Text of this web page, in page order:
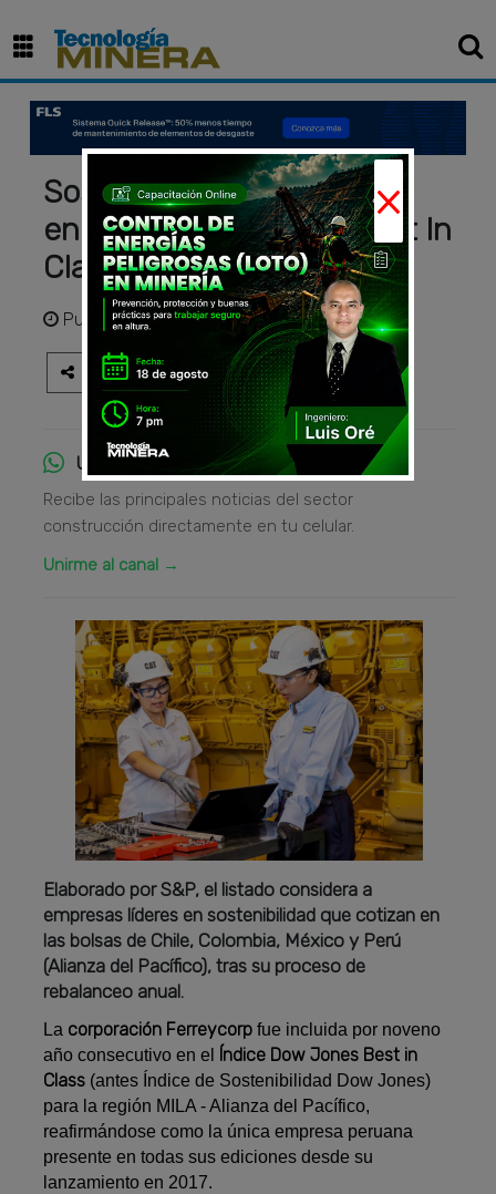
Sostenibilidad: Ferreycorp
en Índice Dow Jones Best In
Class por noveno año
Publicadohace 2 meses
Únete al canal de WhatsApp
Recibe las principales noticias del sector
construcción directamente en tu celular.
Unirme al canal →
Elaborado por S&P, el listado considera a
empresas líderes en sostenibilidad que cotizan en
las bolsas de Chile, Colombia, México y Perú
(Alianza del Pacífico), tras su proceso de
rebalanceo anual.
La corporación Ferreycorp fue incluida por noveno
año consecutivo en el
Índice Dow Jones Best in
Class (antes Índice de Sostenibilidad Dow Jones)
para la región MILA - Alianza del Pacífico,
reafirmándose como la única empresa peruana
presente en todas sus ediciones desde su
lanzamiento en 2017.
×